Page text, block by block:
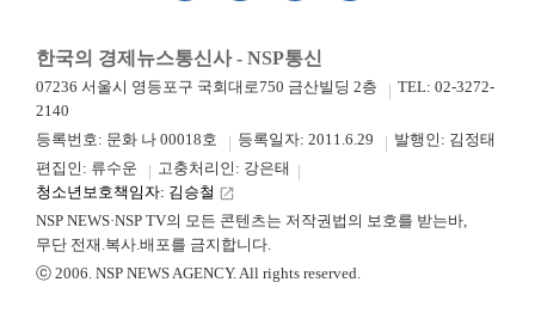
한국의 경제뉴스통신사 - NSP통신
07236 서울시 영등포구 국회대로750 금산빌딩 2층
TEL: 02-3272-
2140
등록번호: 문화 나 00018호
등록일자: 2011.6.29
발행인: 김정태
편집인: 류수운
고충처리인: 강은태
청소년보호책임자: 김승철 launch
NSP NEWS·NSP TV의 모든 콘텐츠는 저작권법의 보호를 받는바,
무단 전재.복사.배포를 금지합니다.
ⓒ 2006. NSP NEWS AGENCY. All rights reserved.